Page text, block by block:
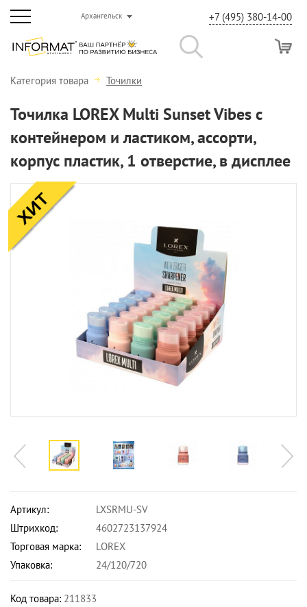
Архангельск +7 (495) 380-14-00
Категория товара Точилки
Точилка LOREX Multi Sunset Vibes с
контейнером и ластиком, ассорти,
корпус пластик, 1 отверстие, в дисплее
Артикул:
LXSRMU-SV
Штрихкод:
4602723137924
Торговая марка:
LOREX
Упаковка:
24/120/720
Код товара: 211833